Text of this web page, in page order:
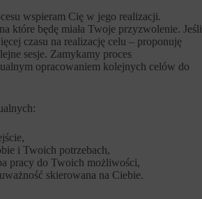
wspieram Cię w jego realizacji.
które będę miała Twoje przyzwolenie. Jeśli
czasu na realizację celu – proponuję
sesje. Zamykamy proces
opracowaniem kolejnych celów do
i Twoich potrzebach,
pracy do Twoich możliwości,
skierowana na Ciebie.